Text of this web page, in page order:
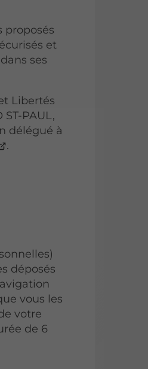
proposés
et
ses
Libertés
PAUL,
délégué à
.
déposés
vous les
votre
de 6